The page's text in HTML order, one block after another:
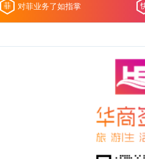
对菲业务了如指掌